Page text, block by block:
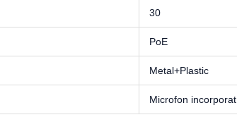
30
PoE
Metal+Plastic
Microfon incorporat